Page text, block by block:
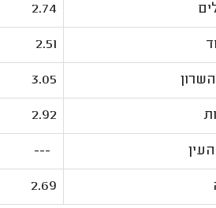
2.74
2.51
3.05
2.92
---
2.69